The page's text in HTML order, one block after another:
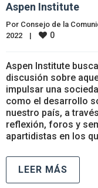
Aspen Institute
Por Consejo de la
2022 | 0
Aspen Institute
discusión sobre
impulsar una
como el desarrollo
nuestro país, a
reflexión, foros y
apartidistas en los
LEER MÁS